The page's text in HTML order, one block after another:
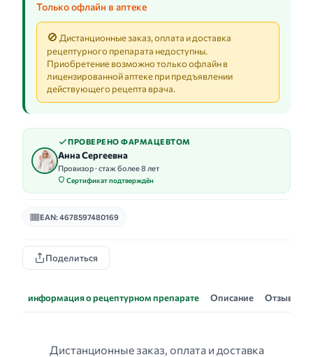
Только офлайн в аптеке
🚫 Дистанционные заказ, оплата и доставка
рецептурного препарата недоступны.
Приобретение возможно только офлайн в
лицензированной аптеке при предъявлении
действующего рецепта врача.
ПРОВЕРЕНО ФАРМАЦЕВТОМ
Анна Сергеевна
Провизор · стаж более 8 лет
Сертификат подтверждён
EAN: 4678597480169
Поделиться
информация о рецептурном препарате Описание Отзывы
Дистанционные заказ, оплата и доставка